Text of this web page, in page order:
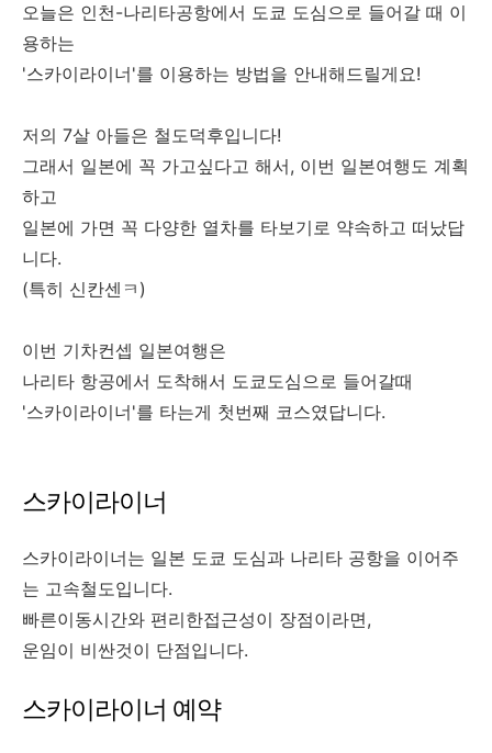
오늘은 인천-나리타공항에서 도쿄 도심으로 들어갈 때 이
용하는
'스카이라이너'를 이용하는 방법을 안내해드릴게요!
저의 7살 아들은 철도덕후입니다!
그래서 일본에 꼭 가고싶다고 해서, 이번 일본여행도 계획
하고
일본에 가면 꼭 다양한 열차를 타보기로 약속하고 떠났답
니다.
(특히 신칸센ㅋ)
이번 기차컨셉 일본여행은
나리타 항공에서 도착해서 도쿄도심으로 들어갈때
'스카이라이너'를 타는게 첫번째 코스였답니다.
스카이라이너
스카이라이너는 일본 도쿄 도심과 나리타 공항을 이어주
는 고속철도입니다.
빠른이동시간와 편리한접근성이 장점이라면,
운임이 비싼것이 단점입니다.
스카이라이너 예약